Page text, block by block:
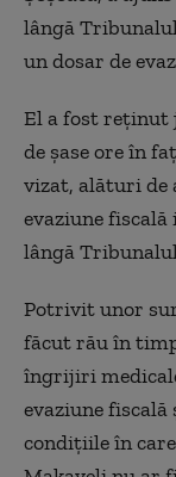
lângă
un dosar de
El a fost reţinut
de şase ore în
vizat, alături de
evaziune
lângă
Potrivit unor
făcut rău în
îngrijiri
evaziune
condiţiile în